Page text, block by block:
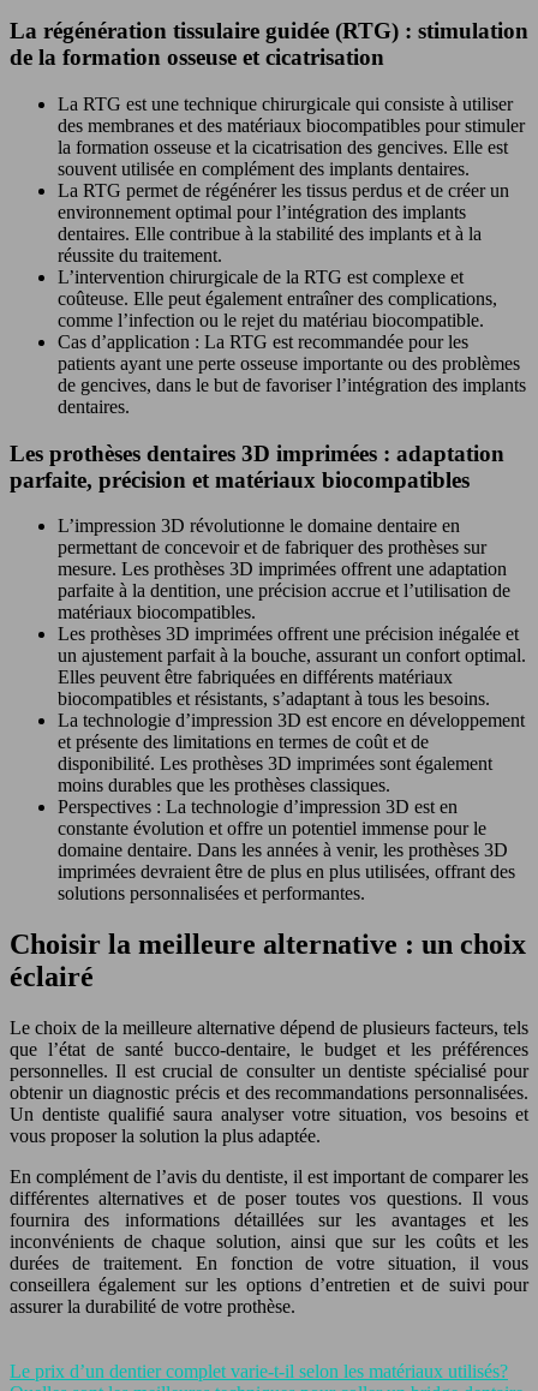
La régénération tissulaire guidée (RTG) : stimulation
de la formation osseuse et cicatrisation
La RTG est une technique chirurgicale qui consiste à utiliser
des membranes et des matériaux biocompatibles pour stimuler
la formation osseuse et la cicatrisation des gencives. Elle est
souvent utilisée en complément des implants dentaires.
La RTG permet de régénérer les tissus perdus et de créer un
environnement optimal pour l’intégration des implants
dentaires. Elle contribue à la stabilité des implants et à la
réussite du traitement.
L’intervention chirurgicale de la RTG est complexe et
coûteuse. Elle peut également entraîner des complications,
comme l’infection ou le rejet du matériau biocompatible.
Cas d’application : La RTG est recommandée pour les
patients ayant une perte osseuse importante ou des problèmes
de gencives, dans le but de favoriser l’intégration des implants
dentaires.
Les prothèses dentaires 3D imprimées : adaptation
parfaite, précision et matériaux biocompatibles
L’impression 3D révolutionne le domaine dentaire en
permettant de concevoir et de fabriquer des prothèses sur
mesure. Les prothèses 3D imprimées offrent une adaptation
parfaite à la dentition, une précision accrue et l’utilisation de
matériaux biocompatibles.
Les prothèses 3D imprimées offrent une précision inégalée et
un ajustement parfait à la bouche, assurant un confort optimal.
Elles peuvent être fabriquées en différents matériaux
biocompatibles et résistants, s’adaptant à tous les besoins.
La technologie d’impression 3D est encore en développement
et présente des limitations en termes de coût et de
disponibilité. Les prothèses 3D imprimées sont également
moins durables que les prothèses classiques.
Perspectives : La technologie d’impression 3D est en
constante évolution et offre un potentiel immense pour le
domaine dentaire. Dans les années à venir, les prothèses 3D
imprimées devraient être de plus en plus utilisées, offrant des
solutions personnalisées et performantes.
Choisir la meilleure alternative : un choix
éclairé
Le choix de la meilleure alternative dépend de plusieurs facteurs, tels
que l’état de santé bucco-dentaire, le budget et les préférences
personnelles. Il est crucial de consulter un dentiste spécialisé pour
obtenir un diagnostic précis et des recommandations personnalisées.
Un dentiste qualifié saura analyser votre situation, vos besoins et
vous proposer la solution la plus adaptée.
En complément de l’avis du dentiste, il est important de comparer les
différentes alternatives et de poser toutes vos questions. Il vous
fournira des informations détaillées sur les avantages et les
inconvénients de chaque solution, ainsi que sur les coûts et les
durées de traitement. En fonction de votre situation, il vous
conseillera également sur les options d’entretien et de suivi pour
assurer la durabilité de votre prothèse.
Le prix d’un dentier complet varie-t-il selon les matériaux utilisés?